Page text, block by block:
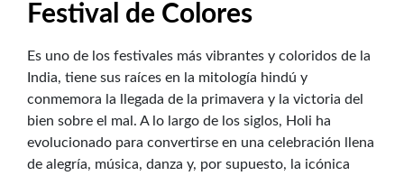
Festival de Colores
Es uno de los festivales más vibrantes y coloridos de la
India, tiene sus raíces en la mitología hindú y
conmemora la llegada de la primavera y la victoria del
bien sobre el mal. A lo largo de los siglos, Holi ha
evolucionado para convertirse en una celebración llena
de alegría, música, danza y, por supuesto, la icónica